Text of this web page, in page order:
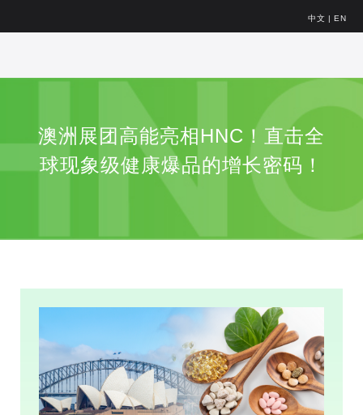
中文 | EN
澳洲展团高能亮相HNC！直击全
球现象级健康爆品的增长密码！